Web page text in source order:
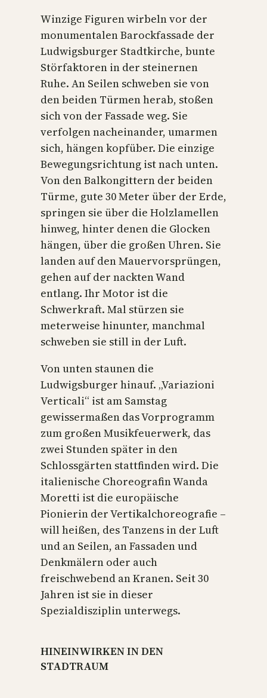
Winzige Figuren wirbeln vor der
monumentalen Barockfassade der
Ludwigsburger Stadtkirche, bunte
Störfaktoren in der steinernen
Ruhe. An Seilen schweben sie von
den beiden Türmen herab, stoßen
sich von der Fassade weg. Sie
verfolgen nacheinander, umarmen
sich, hängen kopfüber. Die einzige
Bewegungsrichtung ist nach unten.
Von den Balkongittern der beiden
Türme, gute 30 Meter über der Erde,
springen sie über die Holzlamellen
hinweg, hinter denen die Glocken
hängen, über die großen Uhren. Sie
landen auf den Mauervorsprüngen,
gehen auf der nackten Wand
entlang. Ihr Motor ist die
Schwerkraft. Mal stürzen sie
meterweise hinunter, manchmal
schweben sie still in der Luft.
Von unten staunen die
Ludwigsburger hinauf. „Variazioni
Verticali“ ist am Samstag
gewissermaßen das Vorprogramm
zum großen Musikfeuerwerk, das
zwei Stunden später in den
Schlossgärten stattfinden wird. Die
italienische Choreografin Wanda
Moretti ist die europäische
Pionierin der Vertikalchoreografie –
will heißen, des Tanzens in der Luft
und an Seilen, an Fassaden und
Denkmälern oder auch
freischwebend an Kranen. Seit 30
Jahren ist sie in dieser
Spezialdisziplin unterwegs.
HINEINWIRKEN IN DEN
STADTRAUM